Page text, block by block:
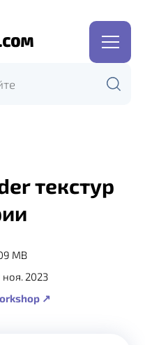
текстур
MB
ноя. 2023
↗